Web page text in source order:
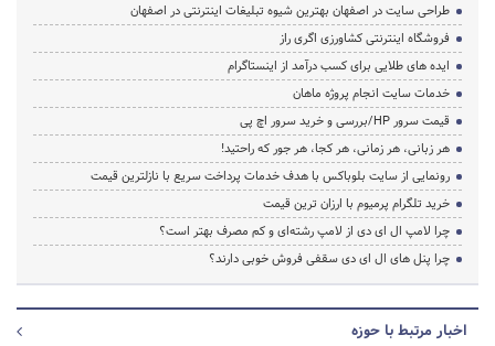
طراحی سایت در اصفهان بهترین شیوه تبلیغات اینترنتی در اصفهان
فروشگاه اینترنتی کشاورزی اگری راز
ایده های طلایی برای کسب درآمد از اینستاگرام
خدمات سایت انجام پروژه ماهان
قیمت سرور HP/بررسی و خرید سرور اچ پی
هر زبانی، هر زمانی، هر کجا، هر جور که راحتید!
رونمایی از سایت بلوباکس با هدف خدمات پرداخت سریع با نازلترین قیمت
خرید تلگرام پرمیوم با ارزان ترین قیمت
چرا لامپ ال ای دی از لامپ رشته‌ای و کم مصرف بهتر است؟
چرا پنل های ال ای دی سقفی فروش خوبی دارند؟
اخبار مرتبط با حوزه